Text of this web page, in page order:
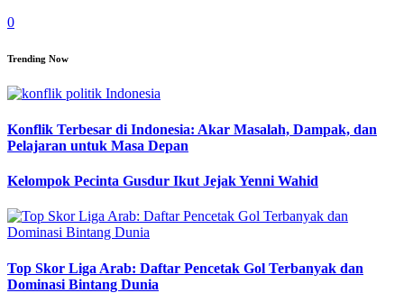
0
Trending Now
Konflik Terbesar di Indonesia: Akar Masalah, Dampak, dan
Pelajaran untuk Masa Depan
Kelompok Pecinta Gusdur Ikut Jejak Yenni Wahid
Top Skor Liga Arab: Daftar Pencetak Gol Terbanyak dan
Dominasi Bintang Dunia